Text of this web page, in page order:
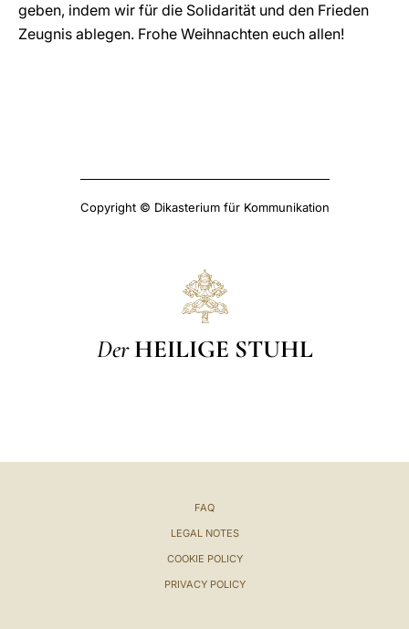
geben, indem wir für die Solidarität und den Frieden
Zeugnis ablegen. Frohe Weihnachten euch allen!
Copyright © Dikasterium für Kommunikation
Der HEILIGE STUHL
FAQ
LEGAL NOTES
COOKIE POLICY
PRIVACY POLICY